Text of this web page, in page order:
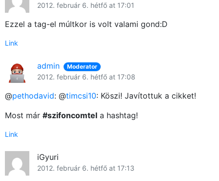
2012. február 6. hétfő at 17:01
Ezzel a tag-el múltkor is volt valami gond:D
Link
admin Moderator
2012. február 6. hétfő at 17:08
@pethodavid: @timcsi10: Köszi! Javítottuk a cikket!
Most már #szifoncomtel a hashtag!
Link
iGyuri
2012. február 6. hétfő at 17:13